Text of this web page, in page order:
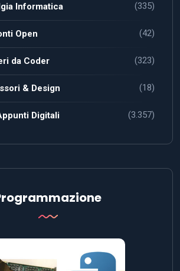
Informatica (335)
Open (42)
da Coder (323)
& Design (18)
Digitali (3.357)